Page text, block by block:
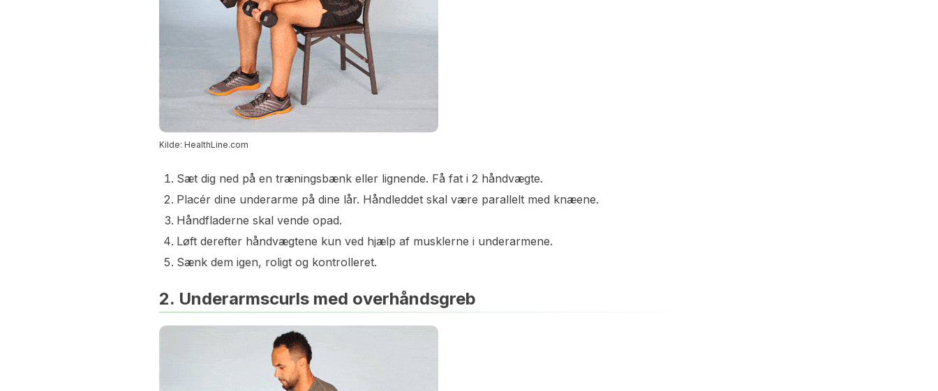
Kilde: HealthLine.com
Sæt dig ned på en træningsbænk eller lignende. Få fat i 2 håndvægte.
Placér dine underarme på dine lår. Håndleddet skal være parallelt med knæene.
Håndfladerne skal vende opad.
Løft derefter håndvægtene kun ved hjælp af musklerne i underarmene.
Sænk dem igen, roligt og kontrolleret.
2. Underarmscurls med overhåndsgreb